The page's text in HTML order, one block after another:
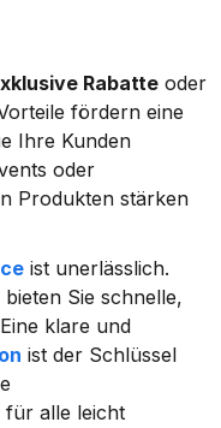
Rabatte oder
fördern eine
Ihre Kunden
oder
Produkten stärken
ist unerlässlich.
Sie schnelle,
klare und
ist der Schlüssel
für alle leicht